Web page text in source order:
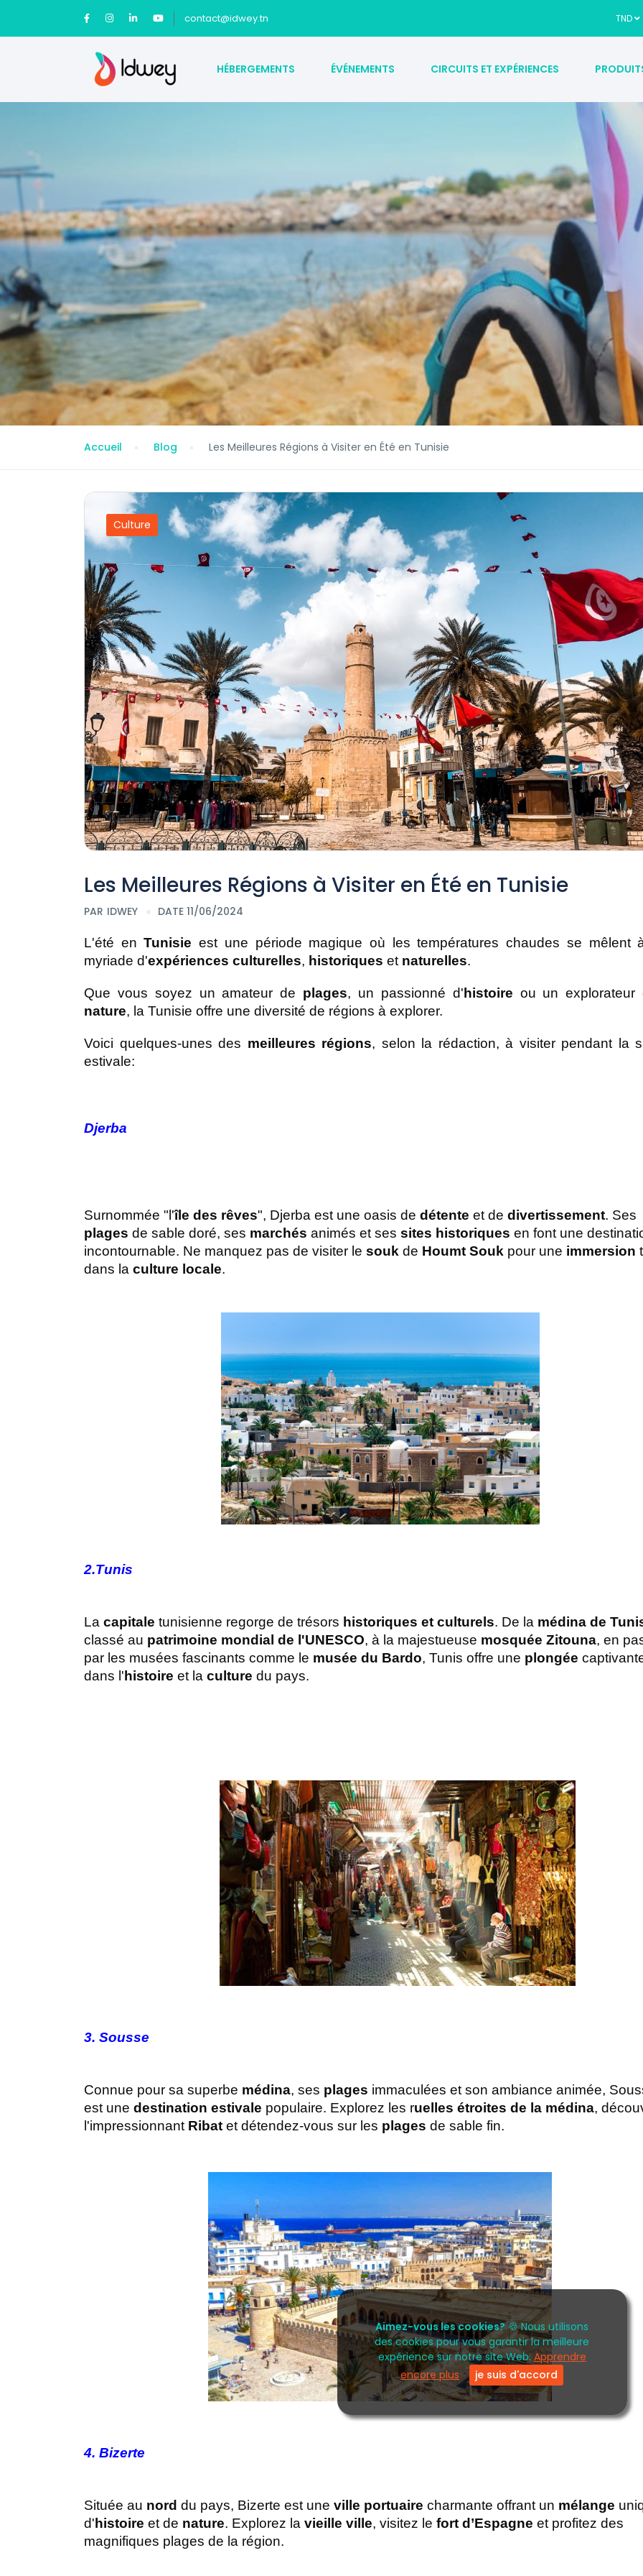
contact@idwey.tn TND
HÉBERGEMENTS ÉVÉNEMENTS CIRCUITS ET EXPÉRIENCES
Aimez-vous les cookies?🍪 Nous utilisons
des cookies pour vous garantir la meilleure
expérience sur notre site Web.Apprendre
encore plus
je suis d'accord
Accueil Blog Les Meilleures Régions à Visiter en Été en Tunisie
Culture
Les Meilleures Régions à Visiter en Été en Tunisie
PAR IDWEY DATE 11/06/2024
L'été en Tunisie est une période magique où les températures chaudes se mêlent
myriade d'expériences culturelles, historiques et naturelles.
Que vous soyez un amateur de plages, un passionné d'histoire
nature, la Tunisie offre une diversité de régions à explorer.
Voici quelques-unes des meilleures régions, selon la rédaction, à visiter pendant la
estivale:
Djerba
Surnommée "l'île des rêves", Djerba est une oasis de détente et de divertissement
plages de sable doré, ses marchés animés et ses sites historiques en font une
incontournable. Ne manquez pas de visiter le souk de Houmt Souk pour une immersion
dans la culture locale.
2.Tunis
La capitale tunisienne regorge de trésors historiques et culturels. De la médina de
classé au patrimoine mondial de l'UNESCO, à la majestueuse mosquée Zitouna, en
par les musées fascinants comme le musée du Bardo, Tunis offre une plongée
dans l'histoire et la culture du pays.
3. Sousse
Connue pour sa superbe médina, ses plages immaculées et son ambiance animée,
est une destination estivale populaire. Explorez les ruelles étroites de la médina,
l'impressionnant Ribat et détendez-vous sur les plages de sable fin.
4. Bizerte
Située au nord du pays, Bizerte est une ville portuaire charmante offrant un mélange
d'histoire et de nature. Explorez la vieille ville, visitez le fort d’Espagne et profitez des
magnifiques plages de la région.